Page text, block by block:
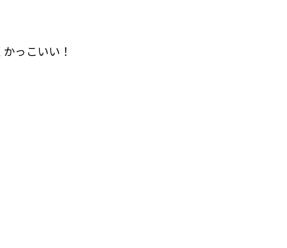
っこいい！